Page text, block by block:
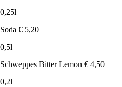
0,25l
Soda € 5,20
0,5l
Schweppes Bitter Lemon € 4,50
0,2l